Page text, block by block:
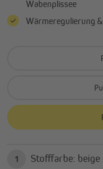
Wabenplissee
Wärmeregulierung
1 Stofffarbe: beige